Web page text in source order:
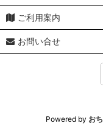
ご利用案内
お問い合せ
Powered by お